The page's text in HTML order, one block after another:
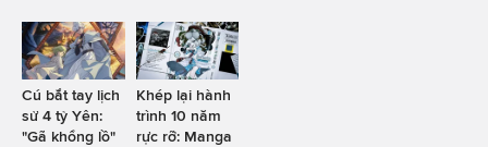
Cú bắt tay lịch
sử 4 tỷ Yên:
"Gã khổng lồ"
Khép lại hành
trình 10 năm
rực rỡ: Manga